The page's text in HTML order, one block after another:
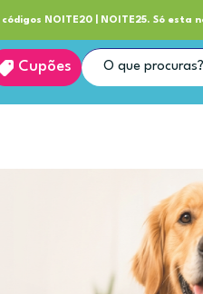
NOITE20 | NOITE25. Só esta
Entrega
Cupões